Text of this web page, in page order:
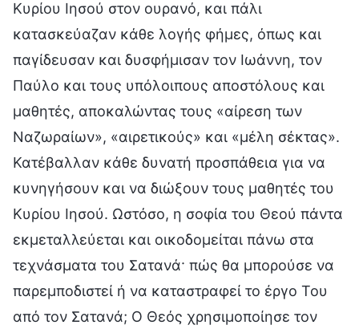
Κυρίου Ιησού στον ουρανό, και πάλι
κατασκεύαζαν κάθε λογής φήμες, όπως και
παγίδευσαν και δυσφήμισαν τον Ιωάννη, τον
Παύλο και τους υπόλοιπους αποστόλους και
μαθητές, αποκαλώντας τους «αίρεση των
Ναζωραίων», «αιρετικούς» και «μέλη σέκτας».
Κατέβαλλαν κάθε δυνατή προσπάθεια για να
κυνηγήσουν και να διώξουν τους μαθητές του
Κυρίου Ιησού. Ωστόσο, η σοφία του Θεού πάντα
εκμεταλλεύεται και οικοδομείται πάνω στα
τεχνάσματα του Σατανά· πώς θα μπορούσε να
παρεμποδιστεί ή να καταστραφεί το έργο Του
από τον Σατανά; Ο Θεός χρησιμοποίησε τον